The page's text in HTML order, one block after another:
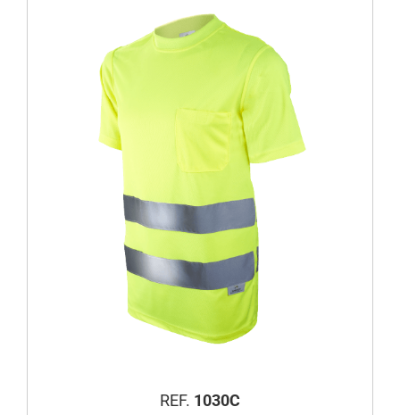
REF. 1030C